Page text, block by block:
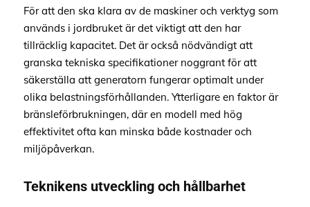
För att den ska klara av de maskiner och verktyg som
används i jordbruket är det viktigt att den har
tillräcklig kapacitet. Det är också nödvändigt att
granska tekniska specifikationer noggrant för att
säkerställa att generatorn fungerar optimalt under
olika belastningsförhållanden. Ytterligare en faktor är
bränsleförbrukningen, där en modell med hög
effektivitet ofta kan minska både kostnader och
miljöpåverkan.
Teknikens utveckling och hållbarhet